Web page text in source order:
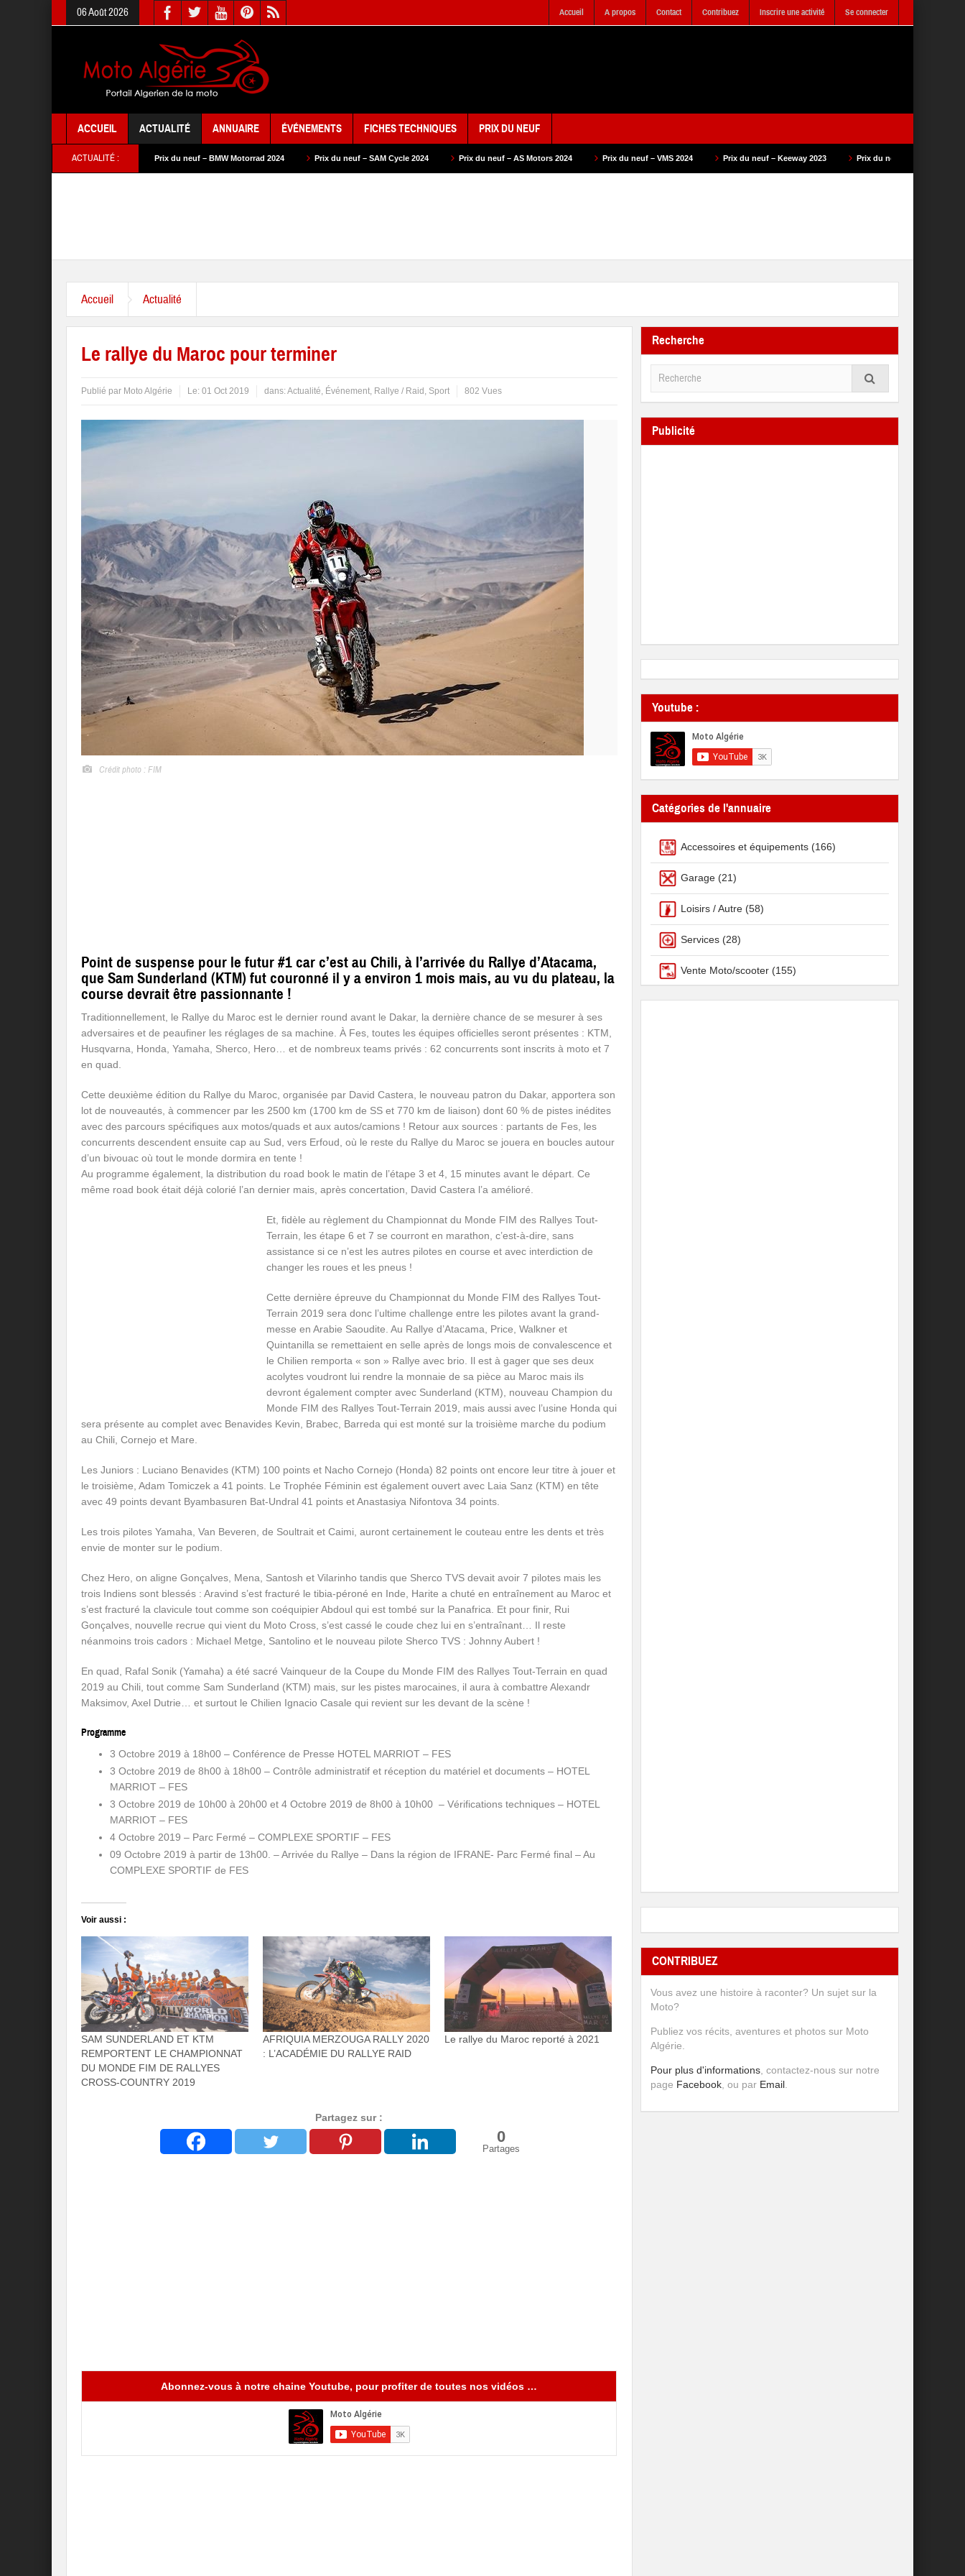
06 Août 2026 Accueil A propos Contact Contribuez Inscrire une activité Se connecter
ACCUEIL ACTUALITÉ ANNUAIRE ÉVÉNEMENTS FICHES TECHNIQUES PRIX DU NEUF
ACTUALITÉ :
Prix du neuf – BMW Motorrad 2024 Prix du neuf – SAM Cycle 2024 Prix du neuf – AS Motors 2024 Prix du neuf – VMS 2024 Prix du neuf – Keeway 2023 Prix du neuf – SAM Cycle 2023
Accueil Actualité
Le rallye du Maroc pour terminer
Publié par Moto Algérie Le: 01 Oct 2019 dans:Actualité, Événement, Rallye / Raid , Sport 802 Vues
Crédit photo : FIM
Point de suspense pour le futur #1 car c’est au Chili, à l’arrivée du Rallye d’Atacama,
que Sam Sunderland (KTM) fut couronné il y a environ 1 mois mais, au vu du plateau, la
course devrait être passionnante !
Traditionnellement, le Rallye du Maroc est le dernier round avant le Dakar, la dernière chance de se mesurer à ses
adversaires et de peaufiner les réglages de sa machine. À Fes, toutes les équipes officielles seront présentes : KTM,
Husqvarna, Honda, Yamaha, Sherco, Hero… et de nombreux teams privés : 62 concurrents sont inscrits à moto et 7
en quad.
Cette deuxième édition du Rallye du Maroc, organisée par David Castera, le nouveau patron du Dakar, apportera son
lot de nouveautés, à commencer par les 2500 km (1700 km de SS et 770 km de liaison) dont 60 % de pistes inédites
avec des parcours spécifiques aux motos/quads et aux autos/camions ! Retour aux sources : partants de Fes, les
concurrents descendent ensuite cap au Sud, vers Erfoud, où le reste du Rallye du Maroc se jouera en boucles autour
d’un bivouac où tout le monde dormira en tente !
Au programme également, la distribution du road book le matin de l’étape 3 et 4, 15 minutes avant le départ. Ce
même road book était déjà colorié l’an dernier mais, après concertation, David Castera l’a amélioré.
Et, fidèle au règlement du Championnat du Monde FIM des Rallyes Tout-
Terrain, les étape 6 et 7 se courront en marathon, c’est-à-dire, sans
assistance si ce n’est les autres pilotes en course et avec interdiction de
changer les roues et les pneus !
Cette dernière épreuve du Championnat du Monde FIM des Rallyes Tout-
Terrain 2019 sera donc l’ultime challenge entre les pilotes avant la grand-
messe en Arabie Saoudite. Au Rallye d’Atacama, Price, Walkner et
Quintanilla se remettaient en selle après de longs mois de convalescence et
le Chilien remporta « son » Rallye avec brio. Il est à gager que ses deux
acolytes voudront lui rendre la monnaie de sa pièce au Maroc mais ils
devront également compter avec Sunderland (KTM), nouveau Champion du
Monde FIM des Rallyes Tout-Terrain 2019, mais aussi avec l’usine Honda qui
sera présente au complet avec Benavides Kevin, Brabec, Barreda qui est monté sur la troisième marche du podium
au Chili, Cornejo et Mare.
Les Juniors : Luciano Benavides (KTM) 100 points et Nacho Cornejo (Honda) 82 points ont encore leur titre à jouer et
le troisième, Adam Tomiczek a 41 points. Le Trophée Féminin est également ouvert avec Laia Sanz (KTM) en tête
avec 49 points devant Byambasuren Bat-Undral 41 points et Anastasiya Nifontova 34 points.
Les trois pilotes Yamaha, Van Beveren, de Soultrait et Caimi, auront certainement le couteau entre les dents et très
envie de monter sur le podium.
Chez Hero, on aligne Gonçalves, Mena, Santosh et Vilarinho tandis que Sherco TVS devait avoir 7 pilotes mais les
trois Indiens sont blessés : Aravind s’est fracturé le tibia-péroné en Inde, Harite a chuté en entraînement au Maroc et
s’est fracturé la clavicule tout comme son coéquipier Abdoul qui est tombé sur la Panafrica. Et pour finir, Rui
Gonçalves, nouvelle recrue qui vient du Moto Cross, s’est cassé le coude chez lui en s’entraînant… Il reste
néanmoins trois cadors : Michael Metge, Santolino et le nouveau pilote Sherco TVS : Johnny Aubert !
En quad, Rafal Sonik (Yamaha) a été sacré Vainqueur de la Coupe du Monde FIM des Rallyes Tout-Terrain en quad
2019 au Chili, tout comme Sam Sunderland (KTM) mais, sur les pistes marocaines, il aura à combattre Alexandr
Maksimov, Axel Dutrie… et surtout le Chilien Ignacio Casale qui revient sur les devant de la scène !
Programme
3 Octobre 2019 à 18h00 – Conférence de Presse HOTEL MARRIOT – FES
3 Octobre 2019 de 8h00 à 18h00 – Contrôle administratif et réception du matériel et documents – HOTEL
MARRIOT – FES
3 Octobre 2019 de 10h00 à 20h00 et 4 Octobre 2019 de 8h00 à 10h00 – Vérifications techniques – HOTEL
MARRIOT – FES
4 Octobre 2019 – Parc Fermé – COMPLEXE SPORTIF – FES
09 Octobre 2019 à partir de 13h00. – Arrivée du Rallye – Dans la région de IFRANE- Parc Fermé final – Au
COMPLEXE SPORTIF de FES
Voir aussi :
SAM SUNDERLAND ET KTM
REMPORTENT LE CHAMPIONNAT
DU MONDE FIM DE RALLYES
CROSS-COUNTRY 2019
AFRIQUIA MERZOUGA RALLY 2020
: L’ACADÉMIE DU RALLYE RAID
Le rallye du Maroc reporté à 2021
Partagez sur :
0
Partages
Abonnez-vous à notre chaine Youtube, pour profiter de toutes nos vidéos …
Recherche
Publicité
Youtube :
Catégories de l'annuaire
Accessoires et équipements (166)
Garage (21)
Loisirs / Autre (58)
Services (28)
Vente Moto/scooter (155)
CONTRIBUEZ
Vous avez une histoire à raconter? Un sujet sur la
Moto?
Publiez vos récits, aventures et photos sur Moto
Algérie.
Pour plus d'informations , contactez-nous sur notre
page Facebook , ou par Email